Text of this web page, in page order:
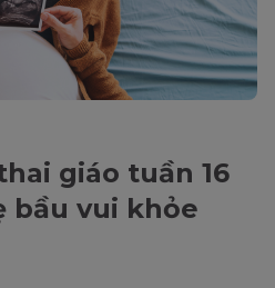
giáo tuần 16
bầu vui khỏe